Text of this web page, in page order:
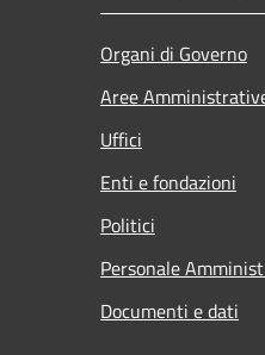
Organi di Governo
Aree
Uffici
Enti e fondazioni
Politici
Personale
Documenti e dati